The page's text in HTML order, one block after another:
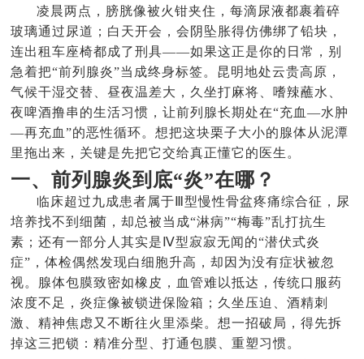
凌晨两点，膀胱像被火钳夹住，每滴尿液都裹着碎
玻璃通过尿道；白天开会，会阴坠胀得仿佛绑了铅块，
连出租车座椅都成了刑具——如果这正是你的日常，别
急着把“前列腺炎”当成终身标签。昆明地处云贵高原，
气候干湿交替、昼夜温差大，久坐打麻将、嗜辣蘸水、
夜啤酒撸串的生活习惯，让前列腺长期处在“充血—水肿
—再充血”的恶性循环。想把这块栗子大小的腺体从泥潭
里拖出来，关键是先把它交给真正懂它的医生。
一、前列腺炎到底“炎”在哪？
临床超过九成患者属于Ⅲ型慢性骨盆疼痛综合征，尿
培养找不到细菌，却总被当成“淋病”“梅毒”乱打抗生
素；还有一部分人其实是Ⅳ型寂寂无闻的“潜伏式炎
症”，体检偶然发现白细胞升高，却因为没有症状被忽
视。腺体包膜致密如橡皮，血管难以抵达，传统口服药
浓度不足，炎症像被锁进保险箱；久坐压迫、酒精刺
激、精神焦虑又不断往火里添柴。想一招破局，得先拆
掉这三把锁：精准分型、打通包膜、重塑习惯。